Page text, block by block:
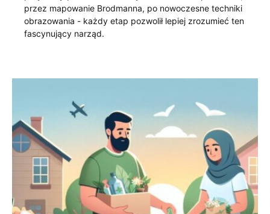
przez mapowanie Brodmanna, po nowoczesne techniki
obrazowania - każdy etap pozwolił lepiej zrozumieć ten
fascynujący narząd.